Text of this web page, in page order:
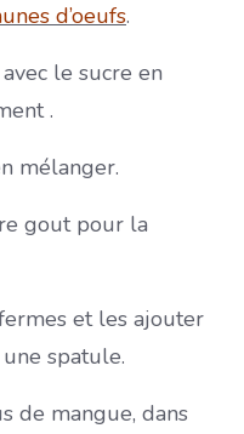
d’oeufs.
le sucre en
.
mélanger.
gout pour la
et les ajouter
spatule.
de mangue, dans